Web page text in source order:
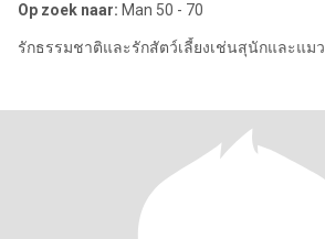
Op zoek naar: Man 50 - 70
รักธรรมชาติและรักสัตว์เลี้ยงเช่นสุนักและแมว